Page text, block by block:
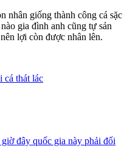
nhân giống thành công cá sặc
gia đình anh cũng tự sản
lợi còn được nhân lên.
cá thát lác
đây quốc gia này phải đối